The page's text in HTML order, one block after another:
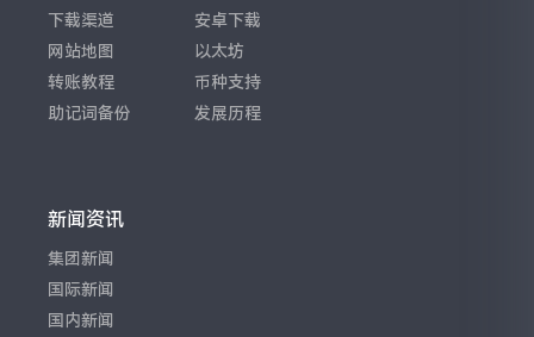
下载渠道
网站地图
转账教程
助记词备份
安卓下载
以太坊
币种支持
发展历程
新闻资讯
集团新闻
国际新闻
国内新闻